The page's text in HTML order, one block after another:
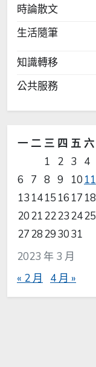
時論散文
生活隨筆
知識轉移
公共服務
2023 年 3 月
一 二 三 四 五 六
1
2 3 4
6
7 8 9 10 11
13 1415 16 17 18
202122232425
2728293031
« 2 月 4 月 »